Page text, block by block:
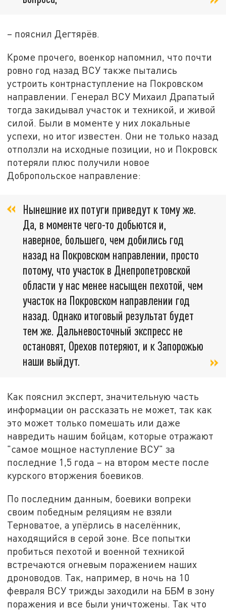
– пояснил Дегтярёв.
Кроме прочего, военкор напомнил, что почти
ровно год назад ВСУ также пытались
устроить контрнаступление на Покровском
направлении. Генерал ВСУ Михаил Драпатый
тогда закидывал участок и техникой, и живой
силой. Были в моменте у них локальные
успехи, но итог известен. Они не только назад
отползли на исходные позиции, но и Покровск
потеряли плюс получили новое
Добропольское направление:
Нынешние их потуги приведут к тому же.
Да, в моменте чего-то добьются и,
наверное, большего, чем добились год
назад на Покровском направлении, просто
потому, что участок в Днепропетровской
области у нас менее насыщен пехотой, чем
участок на Покровском направлении год
назад. Однако итоговый результат будет
тем же. Дальневосточный экспресс не
остановят, Орехов потеряют, и к Запорожью
наши выйдут.
Как пояснил эксперт, значительную часть
информации он рассказать не может, так как
это может только помешать или даже
навредить нашим бойцам, которые отражают
"самое мощное наступление ВСУ" за
последние 1,5 года – на втором месте после
курского вторжения боевиков.
По последним данным, боевики вопреки
своим победным реляциям не взяли
Терноватое, а упёрлись в населённик,
находящийся в серой зоне. Все попытки
пробиться пехотой и военной техникой
встречаются огневым поражением наших
дроноводов. Так, например, в ночь на 10
февраля ВСУ трижды заходили на ББМ в зону
поражения и все были уничтожены. Так что